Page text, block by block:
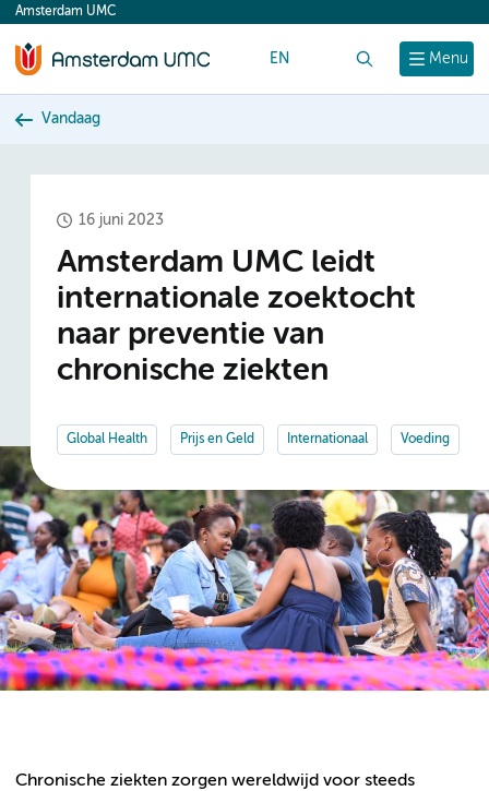
content
Menu
Amsterdam UMC
EN
Vandaag
16 juni 2023
Amsterdam UMC leidt
internationale zoektocht
naar preventie van
chronische ziekten
Global Health Prijs en Geld Internationaal Voeding
Chronische ziekten zorgen wereldwijd voor steeds